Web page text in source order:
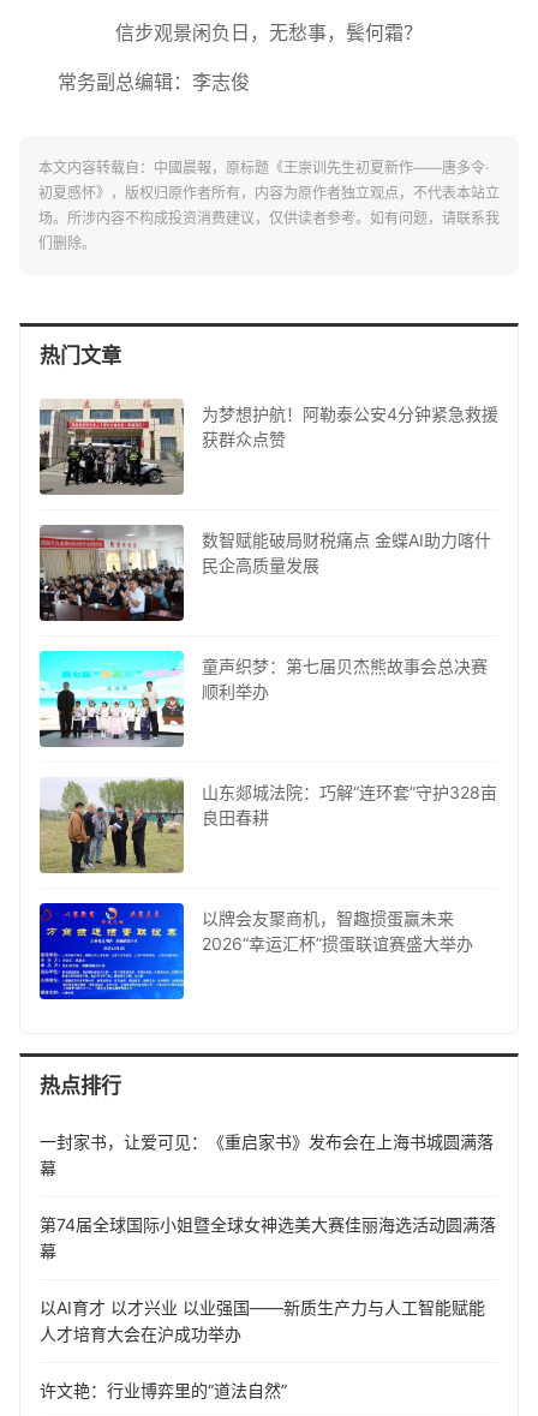
信步观景闲负日，无愁事，鬓何霜？
常务副总编辑：李志俊
本文内容转载自：中國晨報，原标题《王崇训先生初夏新作——唐多令·
初夏感怀》，版权归原作者所有，内容为原作者独立观点，不代表本站立
场。所涉内容不构成投资消费建议，仅供读者参考。如有问题，请联系我
们删除。
热门文章
为梦想护航！阿勒泰公安4分钟紧急救援
获群众点赞
数智赋能破局财税痛点 金蝶AI助力喀什
民企高质量发展
童声织梦：第七届贝杰熊故事会总决赛
顺利举办
山东郯城法院：巧解“连环套”守护328亩
良田春耕
以牌会友聚商机，智趣掼蛋赢未来
2026“幸运汇杯”掼蛋联谊赛盛大举办
热点排行
一封家书，让爱可见：《重启家书》发布会在上海书城圆满落
幕
第74届全球国际小姐暨全球女神选美大赛佳丽海选活动圆满落
幕
以AI育才 以才兴业 以业强国——新质生产力与人工智能赋能
人才培育大会在沪成功举办
许文艳：行业博弈里的“道法自然”